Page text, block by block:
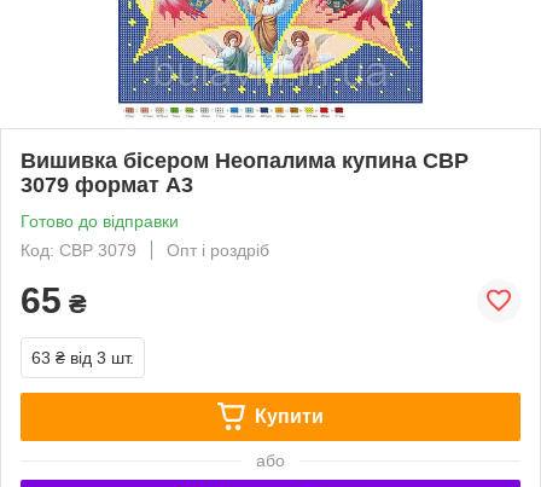
Вишивка бісером Неопалима купина СВР
3079 формат А3
Готово до відправки
Код: СВР 3079
Опт і роздріб
65 ₴
63 ₴ від 3 шт.
Купити
або